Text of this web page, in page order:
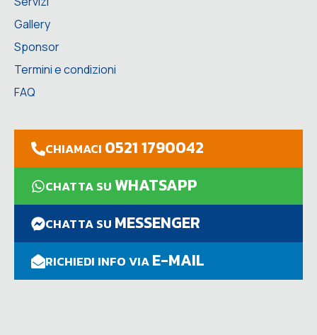
Gallery
Sponsor
Termini e condizioni
FAQ
CHIAMACI 0521 1790042
CHATTA SUWHATSAPP
CHATTA SU MESSENGER
RICHIEDI INFO VIAE-MAIL